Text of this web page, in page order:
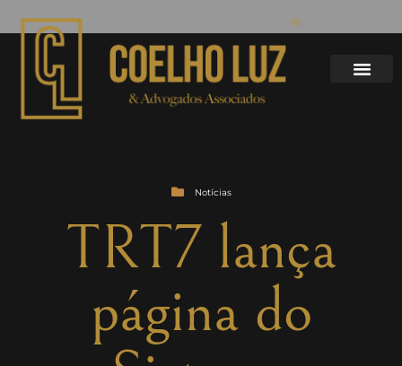
Notícias
TRT7 lança
página do